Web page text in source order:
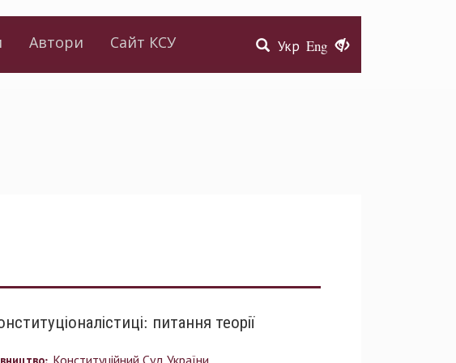
Укр Eng
Автори Сайт КСУ
питання теорії
Конституційний Суд України